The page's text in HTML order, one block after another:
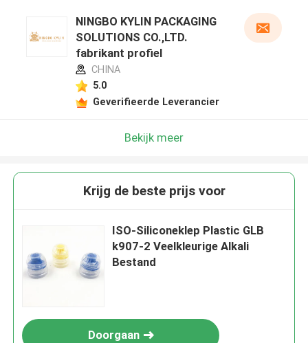
NINGBO KYLIN PACKAGING
SOLUTIONS CO.,LTD.
fabrikant profiel
CHINA
5.0
Geverifieerde Leverancier
Bekijk meer
Krijg de beste prijs voor
ISO-Siliconeklep Plastic GLB
k907-2 Veelkleurige Alkali
Bestand
Doorgaan